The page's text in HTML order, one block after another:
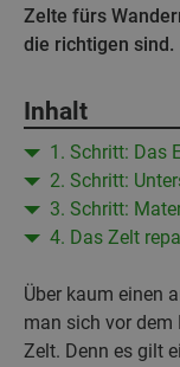
Zelte fürs
die richtigen sind.
Inhalt
1. Schritt: Das
2. Schritt:
3. Schritt:
4. Das Zelt
Über kaum einen
man sich vor dem
Zelt. Denn es gilt